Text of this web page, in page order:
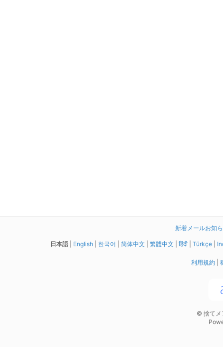
新着メールお知
日本語 English 한국어 简体中文 繁體中文 हिंदी Türkçe
利用規約
© 捨てメ